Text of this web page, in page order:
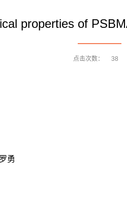
properties of
点击次数： 38
勇